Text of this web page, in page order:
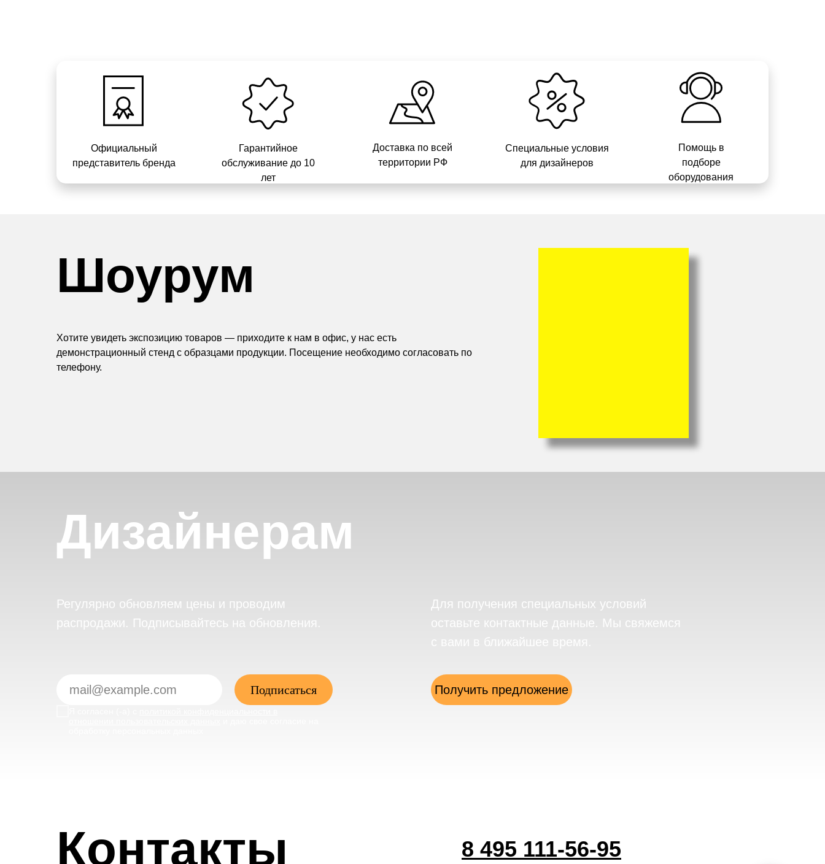
Официальный
представитель бренда
Доставка по всей
территории РФ
Гарантийное
обслуживание до 10
лет
Специальные условия
для дизайнеров
Помощь в
подборе
оборудования
Шоурум
Хотите увидеть экспозицию товаров — приходите к нам в офис, у нас есть
демонстрационный стенд с образцами продукции. Посещение необходимо согласовать по
телефону.
Дизайнерам
Регулярно обновляем цены и проводим
распродажи. Подписывайтесь на обновления.
Подписаться
Для получения специальных условий
оставьте контактные данные. Мы свяжемся
с вами в ближайшее время.
Получить предложение
Контакты 8 495 111-56-95